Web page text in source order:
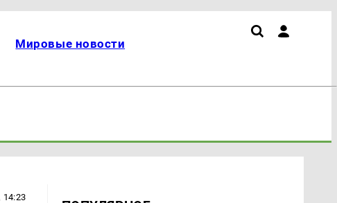
Мировые новости
14:23